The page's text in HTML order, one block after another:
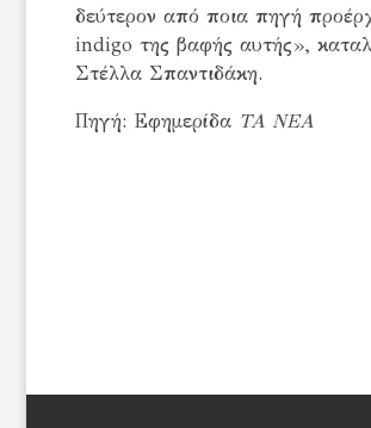
δεύτερον από ποια πηγή
indigo της βαφής αυτής»,
Στέλλα Σπαντιδάκη.
Πηγή: Εφημερίδα ΤΑ ΝΕΑ